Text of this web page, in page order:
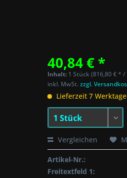
40,84 € *
Inhalt: 1 Stück (816,80 € *
inkl. MwSt.zzgl.
Lieferzeit 7 Werktage
Vergleichen
Artikel-Nr.:
Freitextfeld 1: